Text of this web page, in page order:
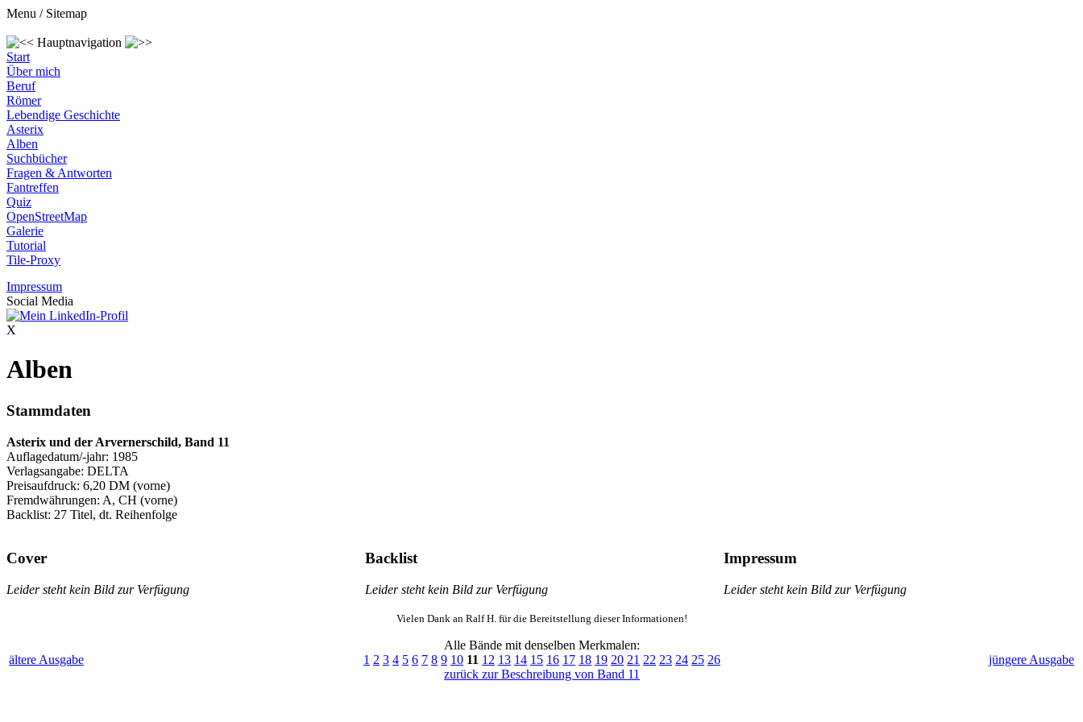
Menu / Sitemap
Hauptnavigation
Start
Über mich
Beruf
Römer
Lebendige Geschichte
Asterix
Alben
Suchbücher
Fragen & Antworten
Fantreffen
Quiz
OpenStreetMap
Galerie
Tutorial
Tile-Proxy
Impressum
Social Media
X
Alben
Stammdaten
Asterix und der Arvernerschild, Band 11
Auflagedatum/-jahr: 1985
Verlagsangabe: DELTA
Preisaufdruck: 6,20 DM (vorne)
Fremdwährungen: A, CH (vorne)
Backlist: 27 Titel, dt. Reihenfolge
Cover
Leider steht kein Bild zur Verfügung
Backlist
Leider steht kein Bild zur Verfügung
Impressum
Leider steht kein Bild zur Verfügung
Vielen Dank an Ralf H. für die Bereitstellung dieser Informationen!
ältere Ausgabe
Alle Bände mit denselben Merkmalen:
1 2 3 4 5 6 7 8 9 10 11 12 13 14 15 16 17 18 19 20 21 22 23 24 25 26
zurück zur Beschreibung von Band 11
jüngere Ausgabe